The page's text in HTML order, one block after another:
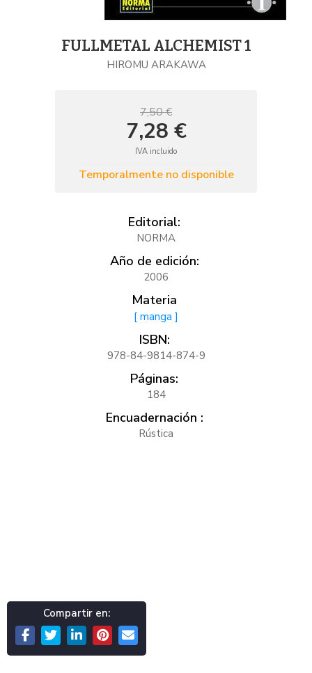
FULLMETAL ALCHEMIST 1
HIROMU ARAKAWA
7,50 €
7,28 €
IVA incluido
Temporalmente no disponible
Editorial:
NORMA
Año de edición:
2006
Materia
[ manga ]
ISBN:
978-84-9814-874-9
Páginas:
184
Encuadernación :
Rústica
Compartir en: